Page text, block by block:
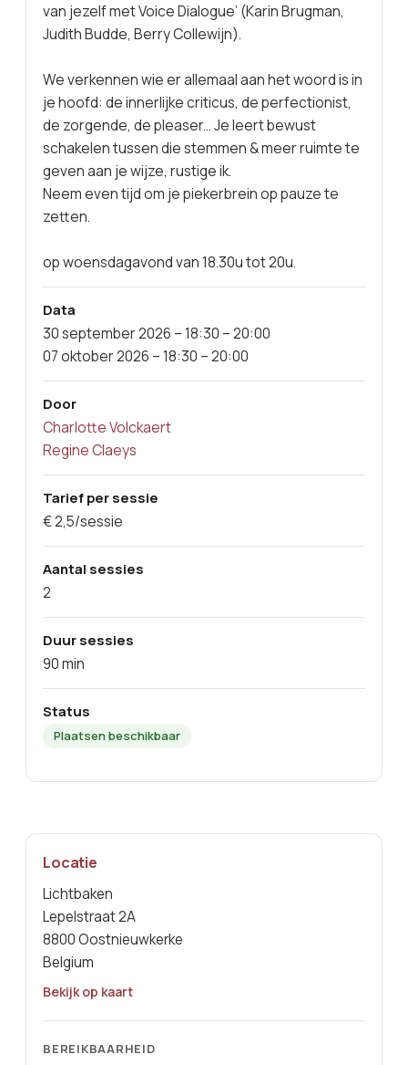
van jezelf met Voice Dialogue’ (Karin Brugman,
Judith Budde, Berry Collewijn).
We verkennen wie er allemaal aan het woord is in
je hoofd: de innerlijke criticus, de perfectionist,
de zorgende, de pleaser... Je leert bewust
schakelen tussen die stemmen & meer ruimte te
geven aan je wijze, rustige ik.
Neem even tijd om je piekerbrein op pauze te
zetten.
op woensdagavond van 18.30u tot 20u.
Data
30 september 2026 – 18:30 – 20:00
07 oktober 2026 – 18:30 – 20:00
Door
Charlotte Volckaert
Regine Claeys
Tarief per sessie
€ 2,5/sessie
Aantal sessies
2
Duur sessies
90 min
Status
Plaatsen beschikbaar
Locatie
Lichtbaken
Lepelstraat 2A
8800 Oostnieuwkerke
Belgium
Bekijk op kaart
BEREIKBAARHEID